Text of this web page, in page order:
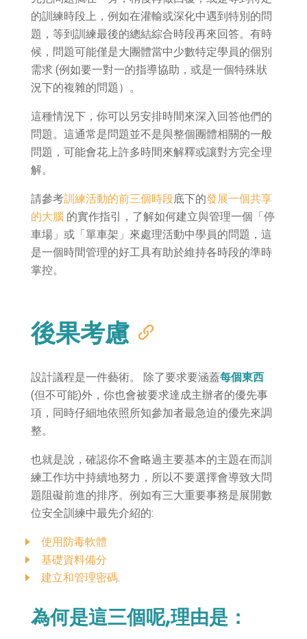
的訓練時段上，例如在灌輸或深化中遇到特別的問
題，等到訓練最後的總結綜合時段再來回答。有時
候，問題可能僅是大團體當中少數特定學員的個別
需求 (例如要一對一的指導協助，或是一個特殊狀
況下的複雜的問題）。
這種情況下，你可以另安排時間來深入回答他們的
問題。這通常是問題並不是與整個團體相關的一般
問題，可能會花上許多時間來解釋或讓對方完全理
解。
請參考訓練活動的前三個時段底下的發展一個共享
的大腦 的實作指引，了解如何建立與管理一個「停
車場」或「單車架」來處理活動中學員的問題，這
是一個時間管理的好工具有助於維持各時段的準時
掌控。
後果考慮
設計議程是一件藝術。 除了要求要涵蓋每個東西
(但不可能)外，你也會被要求達成主辦者的優先事
項，同時仔細地依照所知參加者最急迫的優先來調
整。
也就是說，確認你不會略過主要基本的主題在而訓
練工作坊中持續地努力，所以不要選擇會導致大問
題阻礙前進的排序。例如有三大重要事務是展開數
位安全訓練中最先介紹的:
使用防毒軟體
基礎資料備分
建立和管理密碼.
為何是這三個呢,理由是：